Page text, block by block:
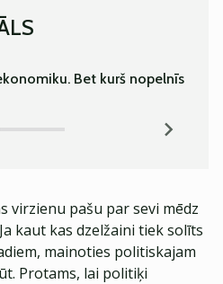
Bet kurš nopelnīs
virzienu pašu par sevi mēdz
kaut kas dzelžaini tiek solīts
mainoties politiskajam
Protams, lai politiķi